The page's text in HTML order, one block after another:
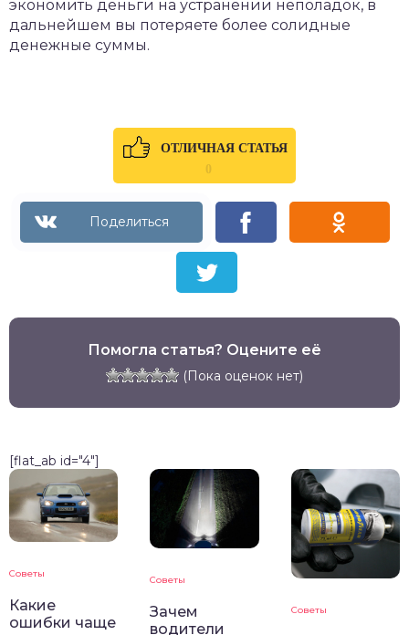
экономить деньги на устранении неполадок, в
дальнейшем вы потеряете более солидные
денежные суммы.
ОТЛИЧНАЯ СТАТЬЯ
0
Помогла статья? Оцените её
(Пока оценок нет)
[flat_ab id="4"]
Советы
Какие
ошибки чаще
Советы
Зачем
водители
Советы